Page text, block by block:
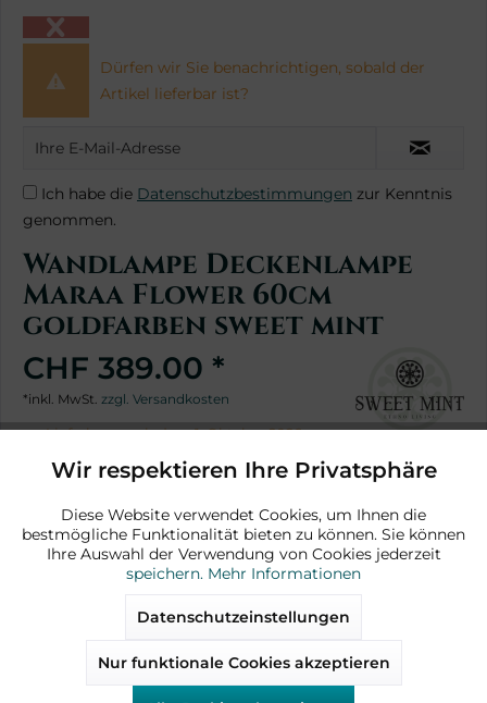
Dürfen wir Sie benachrichtigen, sobald der
Artikel lieferbar ist?
Ich habe die Datenschutzbestimmungen zur Kenntnis
genommen.
Wandlampe Deckenlampe
Maraa Flower 60cm
goldfarben sweet mint
CHF 389.00 *
*inkl. MwSt. zzgl. Versandkosten
Lieferbar ca. ab dem 1. Oktober 2026
Fragen zum Artikel?
Funktionale Aktiv
Marketing Aktiv
Aktiv
Wir respektieren Ihre Privatsphäre
Diese Website verwendet Cookies, um Ihnen die
bestmögliche Funktionalität bieten zu können. Sie können
Ihre Auswahl der Verwendung von Cookies jederzeit
speichern. Mehr Informationen
Datenschutzeinstellungen
Nur funktionale Cookies akzeptieren